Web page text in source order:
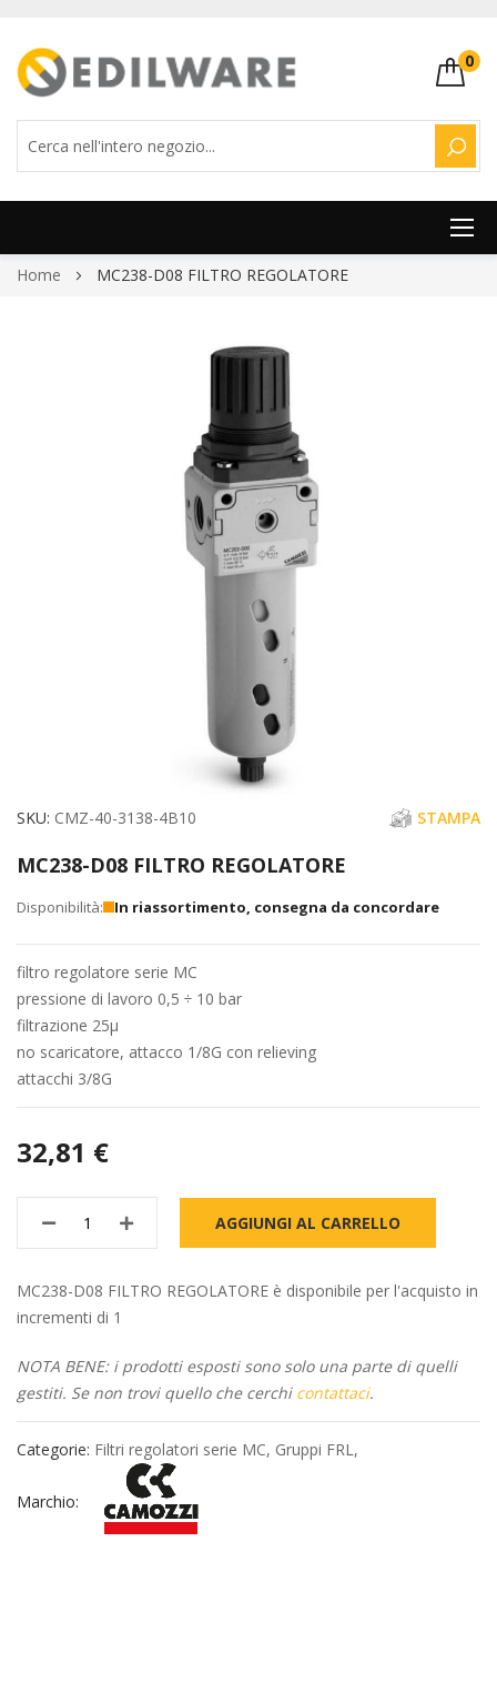
0
Salta
Home MC238-D08 FILTRO REGOLATORE
Vai
della
immagini
SKU CMZ-40-3138-4B10 STAMPA
MC238-D08 FILTRO REGOLATORE
In riassortimento, consegna da concordare
filtro regolatore serie MC
pressione di lavoro 0,5 ÷ 10 bar
filtrazione 25µ
no scaricatore, attacco 1/8G con relieving
attacchi 3/8G
32,81 €
AGGIUNGI AL CARRELLO
MC238-D08 FILTRO REGOLATORE è disponibile per l'acquisto in
incrementi di 1
NOTA BENE: i prodotti esposti sono solo una parte di quelli
gestiti. Se non trovi quello che cerchi contattaci.
Categorie: Filtri regolatori serie MC, Gruppi FRL,
Marchio: